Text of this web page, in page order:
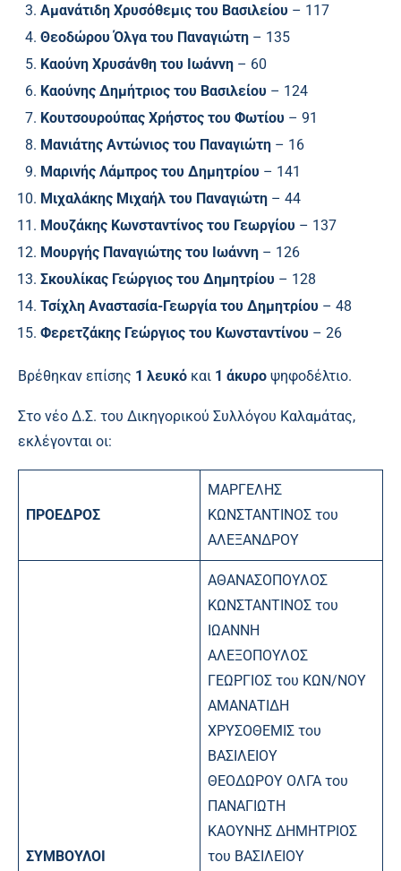
Αμανάτιδη Χρυσόθεμις του Βασιλείου – 117
Θεοδώρου Όλγα του Παναγιώτη – 135
Καούνη Χρυσάνθη του Ιωάννη – 60
Καούνης Δημήτριος του Βασιλείου – 124
Κουτσουρούπας Χρήστος του Φωτίου – 91
Μανιάτης Αντώνιος του Παναγιώτη – 16
Μαρινής Λάμπρος του Δημητρίου – 141
Μιχαλάκης Μιχαήλ του Παναγιώτη – 44
Μουζάκης Κωνσταντίνος του Γεωργίου – 137
Μουργής Παναγιώτης του Ιωάννη – 126
Σκουλίκας Γεώργιος του Δημητρίου – 128
Τσίχλη Αναστασία-Γεωργία του Δημητρίου – 48
Φερετζάκης Γεώργιος του Κωνσταντίνου – 26
Βρέθηκαν επίσης 1 λευκό και 1 άκυρο ψηφοδέλτιο.
Στο νέο Δ.Σ. του Δικηγορικού Συλλόγου Καλαμάτας,
εκλέγονται οι:
ΠΡΟΕΔΡΟΣ
ΜΑΡΓΕΛΗΣ
ΚΩΝΣΤΑΝΤΙΝΟΣ του
ΑΛΕΞΑΝΔΡΟΥ
ΣΥΜΒΟΥΛΟΙ
ΑΘΑΝΑΣΟΠΟΥΛΟΣ
ΚΩΝΣΤΑΝΤΙΝΟΣ του
ΙΩΑΝΝΗ
ΑΛΕΞΟΠΟΥΛΟΣ
ΓΕΩΡΓΙΟΣ του ΚΩΝ/ΝΟΥ
ΑΜΑΝΑΤΙΔΗ
ΧΡΥΣΟΘΕΜΙΣ του
ΒΑΣΙΛΕΙΟΥ
ΘΕΟΔΩΡΟΥ ΟΛΓΑ του
ΠΑΝΑΓΙΩΤΗ
ΚΑΟΥΝΗΣ ΔΗΜΗΤΡΙΟΣ
του ΒΑΣΙΛΕΙΟΥ